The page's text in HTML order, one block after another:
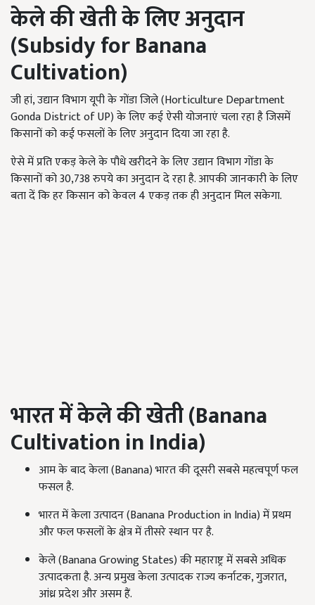
केले की खेती के लिए अनुदान
(Subsidy for Banana
Cultivation)
जी हां, उद्यान विभाग यूपी के गोंडा जिले (Horticulture Department
Gonda District of UP) के लिए कई ऐसी योजनाएं चला रहा है जिसमें
किसानों को कई फसलों के लिए अनुदान दिया जा रहा है.
ऐसे में प्रति एकड़ केले के पौधे खरीदने के लिए उद्यान विभाग गोंडा के
किसानों को 30,738 रुपये का अनुदान दे रहा है. आपकी जानकारी के लिए
बता दें कि हर किसान को केवल 4 एकड़ तक ही अनुदान मिल सकेगा.
भारत में केले की खेती (Banana
Cultivation in India)
आम के बाद केला (Banana) भारत की दूसरी सबसे महत्वपूर्ण फल
फसल है.
भारत में केला उत्पादन (Banana Production in India) में प्रथम
और फल फसलों के क्षेत्र में तीसरे स्थान पर है.
केले (Banana Growing States) की महाराष्ट्र में सबसे अधिक
उत्पादकता है. अन्य प्रमुख केला उत्पादक राज्य कर्नाटक, गुजरात,
आंध्र प्रदेश और असम हैं.